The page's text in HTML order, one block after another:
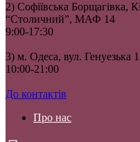
2) Софіївська Борщагівка,
“Столичний”, МАФ 14
9:00-17:30
3) м. Одеса, вул.
10:00-21:00
До контактів
Про нас